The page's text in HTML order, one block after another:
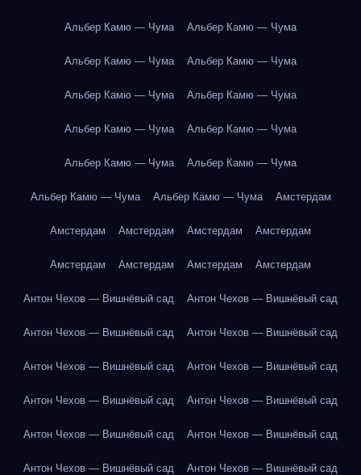
Альбер Камю — Чума Альбер Камю — Чума
Альбер Камю — Чума Альбер Камю — Чума
Альбер Камю — Чума Альбер Камю — Чума
Альбер Камю — Чума Альбер Камю — Чума
Альбер Камю — Чума Альбер Камю — Чума
Альбер Камю — Чума Альбер Камю — Чума Амстердам
Амстердам Амстердам Амстердам Амстердам
Амстердам Амстердам Амстердам Амстердам
Антон Чехов — Вишнёвый сад Антон Чехов — Вишнёвый сад
Антон Чехов — Вишнёвый сад Антон Чехов — Вишнёвый сад
Антон Чехов — Вишнёвый сад Антон Чехов — Вишнёвый сад
Антон Чехов — Вишнёвый сад Антон Чехов — Вишнёвый сад
Антон Чехов — Вишнёвый сад Антон Чехов — Вишнёвый сад
Антон Чехов — Вишнёвый сад Антон Чехов — Вишнёвый сад